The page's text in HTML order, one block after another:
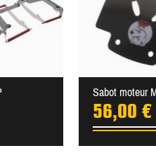
Sabot moteur
56,00 €